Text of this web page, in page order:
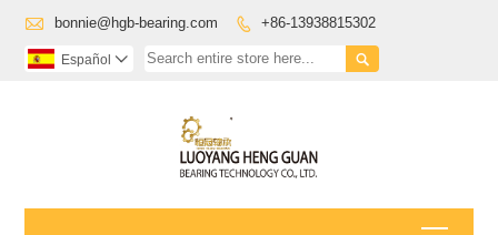
 bonnie@hgb-bearing.com  +86-13938815302

Español 